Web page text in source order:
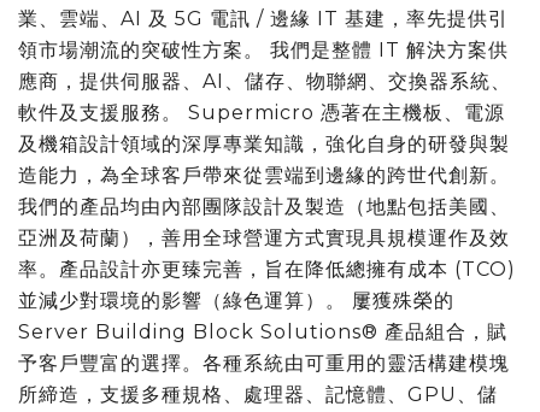
業、雲端、AI 及 5G 電訊 / 邊緣 IT 基建，率先提供引
領市場潮流的突破性方案。 我們是整體 IT 解決方案供
應商，提供伺服器、AI、儲存、物聯網、交換器系統、
軟件及支援服務。 Supermicro 憑著在主機板、電源
及機箱設計領域的深厚專業知識，強化自身的研發與製
造能力，為全球客戶帶來從雲端到邊緣的跨世代創新。
我們的產品均由內部團隊設計及製造（地點包括美國、
亞洲及荷蘭），善用全球營運方式實現具規模運作及效
率。產品設計亦更臻完善，旨在降低總擁有成本 (TCO)
並減少對環境的影響（綠色運算）。 屢獲殊榮的
Server Building Block Solutions® 產品組合，賦
予客戶豐富的選擇。各種系統由可重用的靈活構建模塊
所締造，支援多種規格、處理器、記憶體、GPU、儲